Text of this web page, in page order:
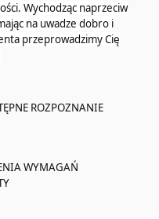
Wychodząc naprzeciw
na uwadze dobro i
przeprowadzimy Cię
ROZPOZNANIE
WYMAGAŃ